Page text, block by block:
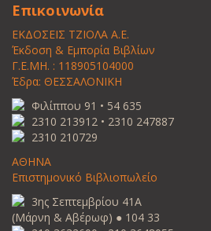
Επικοινωνία
ΕΚΔΟΣΕΙΣ ΤΖΙΟΛΑ Α.Ε.
Έκδοση & Εμπορία Βιβλίων
Γ.Ε.ΜΗ. : 118905104000
Έδρα: ΘΕΣΣΑΛΟΝΙΚΗ
Φιλίππου 91 • 54 635
2310 213912 • 2310 247887
2310 210729
ΑΘΗΝΑ
Επιστημονικό Βιβλιοπωλείο
3ης Σεπτεμβρίου 41Α
(Μάρνη & Αβέρωφ) ● 104 33